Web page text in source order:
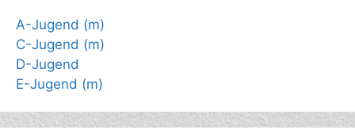
A-Jugend (m)
C-Jugend (m)
D-Jugend
E-Jugend (m)